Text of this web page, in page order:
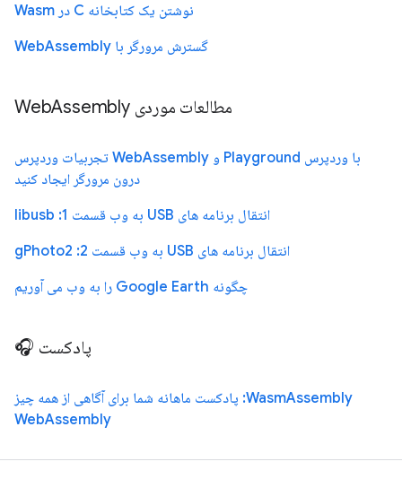
نوشتن یک کتابخانه C در Wasm
گسترش مرورگر با WebAssembly
مطالعات موردی WebAssembly
با وردپرس Playground و WebAssembly تجربیات وردپرس
درون مرورگر ایجاد کنید
انتقال برنامه های USB به وب قسمت 1: libusb
انتقال برنامه های USB به وب قسمت 2: gPhoto2
چگونه Google Earth را به وب می آوریم
پادکست 🎧
WasmAssembly: پادکست ماهانه شما برای آگاهی از همه چیز
WebAssembly